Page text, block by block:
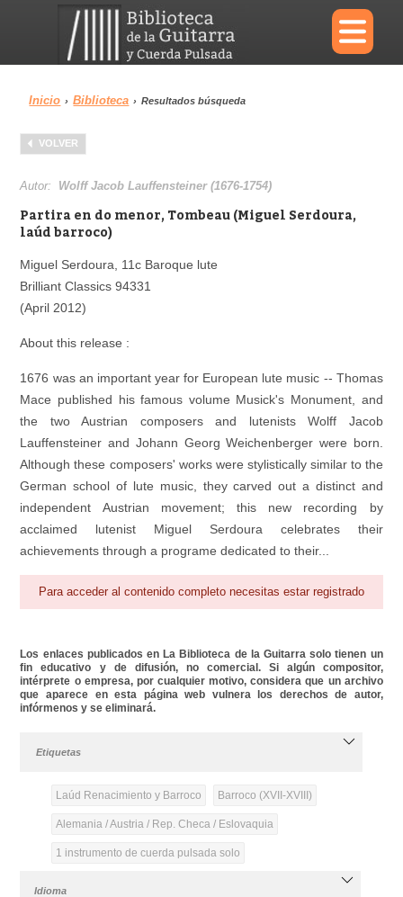
×
Menu
Biblioteca Diccionario
Área personal
Inicio › Biblioteca › Resultados búsqueda
VOLVER
Autor: Wolff Jacob Lauffensteiner (1676-1754)
Partira en do menor, Tombeau (Miguel Serdoura,
laúd barroco)
Miguel Serdoura, 11c Baroque lute
Brilliant Classics 94331
(April 2012)
About this release :
1676 was an important year for European lute music -- Thomas
Mace published his famous volume Musick's Monument, and
the two Austrian composers and lutenists Wolff Jacob
Lauffensteiner and Johann Georg Weichenberger were born.
Although these composers' works were stylistically similar to the
German school of lute music, they carved out a distinct and
independent Austrian movement; this new recording by
acclaimed lutenist Miguel Serdoura celebrates their
achievements through a programe dedicated to their...
Para acceder al contenido completo necesitas estar registrado
Los enlaces publicados en La Biblioteca de la Guitarra solo tienen un
fin educativo y de difusión, no comercial. Si algún compositor,
intérprete o empresa, por cualquier motivo, considera que un archivo
que aparece en esta página web vulnera los derechos de autor,
infórmenos y se eliminará.
Etiquetas
Laúd Renacimiento y Barroco Barroco (XVII-XVIII)
Alemania / Austria / Rep. Checa / Eslovaquia
1 instrumento de cuerda pulsada solo
Idioma